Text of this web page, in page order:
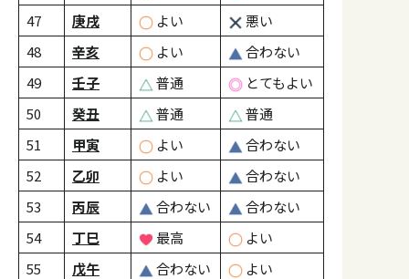
47
庚戌 よい
悪い
48
辛亥 よい
合わない
49
壬子 普通
とてもよい
50
癸丑 普通
普通
51
甲寅 よい
合わない
52
乙卯 よい
合わない
53
丙辰 合わない
合わない
54
丁巳 最高
よい
55
戊午 合わない
よい